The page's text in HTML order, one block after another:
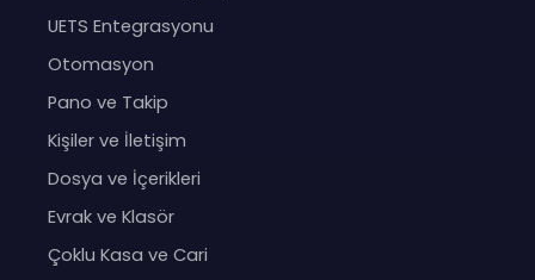
UETS Entegrasyonu
Otomasyon
Pano ve Takip
Kişiler ve İletişim
Dosya ve İçerikleri
Evrak ve Klasör
Çoklu Kasa ve Cari